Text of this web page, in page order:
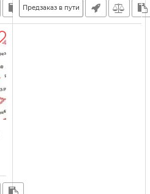
Предзаказ в пути